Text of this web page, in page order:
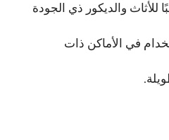
للأثاث والديكور ذي الجودة
في الأماكن ذات